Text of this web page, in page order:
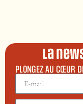
La
PLONGEZ AU CŒUR